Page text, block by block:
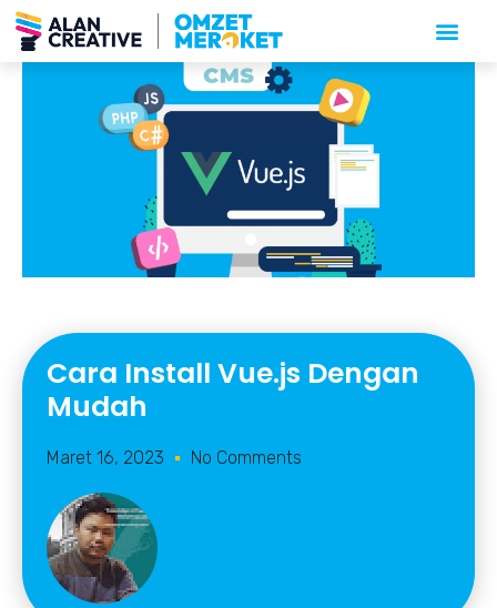
Cara Install Vue.js Dengan
Mudah
Maret 16, 2023 No Comments